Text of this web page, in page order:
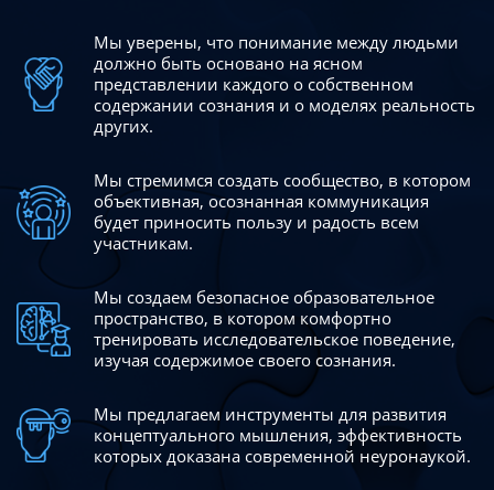
Мы уверены, что понимание между людьми
должно быть основано на ясном
представлении каждого о собственном
содержании сознания и о моделях реальность
других.
Мы стремимся создать сообщество, в котором
объективная, осознанная коммуникация
будет приносить пользу и радость всем
участникам.
Мы создаем безопасное образовательное
пространство, в котором комфортно
тренировать исследовательское поведение,
изучая содержимое своего сознания.
Мы предлагаем инструменты для развития
концептуального мышления, эффективность
которых доказана современной неуронаукой.